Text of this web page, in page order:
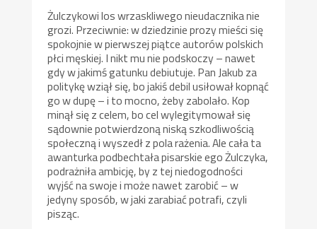
Żulczykowi los wrzaskliwego nieudacznika nie
grozi. Przeciwnie: w dziedzinie prozy mieści się
spokojnie w pierwszej piątce autorów polskich
płci męskiej. I nikt mu nie podskoczy – nawet
gdy w jakimś gatunku debiutuje. Pan Jakub za
politykę wziął się, bo jakiś debil usiłował kopnąć
go w dupę – i to mocno, żeby zabolało. Kop
minął się z celem, bo cel wylegitymował się
sądownie potwierdzoną niską szkodliwością
społeczną i wyszedł z pola rażenia. Ale cała ta
awanturka podbechtała pisarskie ego Żulczyka,
podrażniła ambicję, by z tej niedogodności
wyjść na swoje i może nawet zarobić – w
jedyny sposób, w jaki zarabiać potrafi, czyli
pisząc.